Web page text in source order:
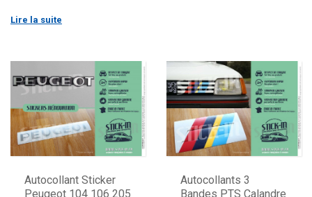
Lire la suite
Autocollant Sticker
Peugeot 104 106 205
Autocollants 3
Bandes PTS Calandre